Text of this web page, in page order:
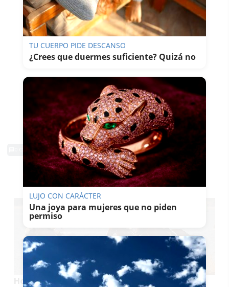
0 Comentarios
TE PUEDE INTERESAR
Horario y todos los detalles del inicio de las
TU CUERPO PIDE DESCANSO
¿Crees que duermes suficiente? Quizá no
LUJO CON CARÁCTER
Una joya para mujeres que no piden
permiso